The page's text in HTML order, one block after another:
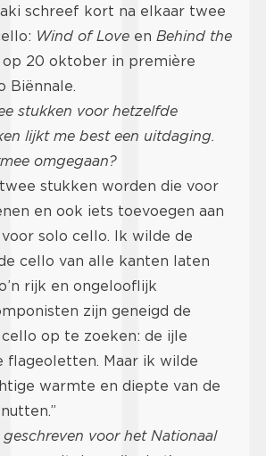
schreef kort na elkaar twee
Wind of Love en Behind the
op 20 oktober in première
Biënnale.
stukken voor hetzelfde
lijkt me best een uitdaging.
omgegaan?
stukken worden die voor
en ook iets toevoegen aan
solo cello. Ik wilde de
cello van alle kanten laten
rijk en ongelooflijk
zijn geneigd de
op te zoeken: de ijle
flageoletten. Maar ik wilde
warmte en diepte van de
voor het Nationaal